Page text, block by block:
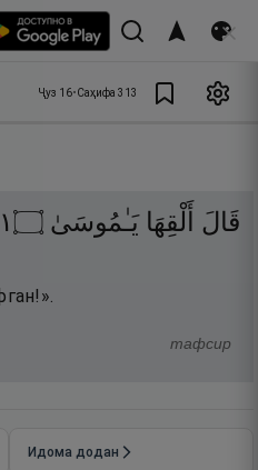
Ҷуз 16•Саҳифа 313
قَالَ أَلْقِهَا يَـٰمُوسَىٰ ۝
тафсир
Идома додан